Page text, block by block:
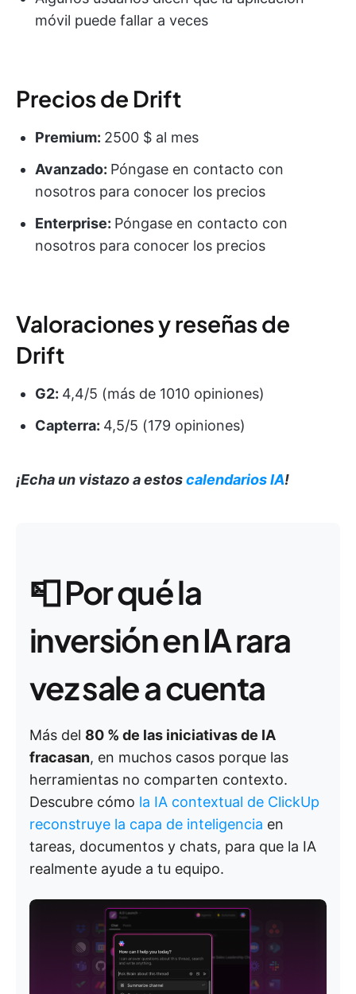
móvil puede fallar a veces
Precios de Drift
Premium: 2500 $ al mes
Avanzado: Póngase en contacto con
nosotros para conocer los precios
Enterprise: Póngase en contacto con
nosotros para conocer los precios
Valoraciones y reseñas de
Drift
G2: 4,4/5 (más de 1010 opiniones)
Capterra: 4,5/5 (179 opiniones)
¡Echa un vistazo a estoscalendarios IA!
📮Por qué la
inversión en IA rara
vez sale a cuenta
Más del 80 % de las iniciativas de IA
fracasan, en muchos casos porque las
herramientas no comparten contexto.
Descubre cómo la IA contextual de ClickUp
reconstruye la capa de inteligencia en
tareas, documentos y chats, para que la IA
realmente ayude a tu equipo.